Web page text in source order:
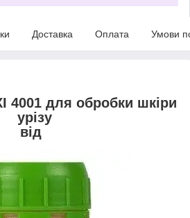
Доставка Оплата Умови
4001 для обробки шкіри
урізу
від